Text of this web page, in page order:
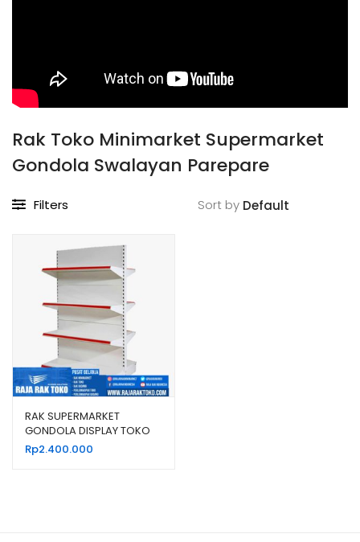
Rak Toko Minimarket Supermarket
Gondola Swalayan Parepare
Filters Sort by
RAK SUPERMARKET
GONDOLA DISPLAY TOKO
BESAR TIPE RR-170
Rp2.400.000